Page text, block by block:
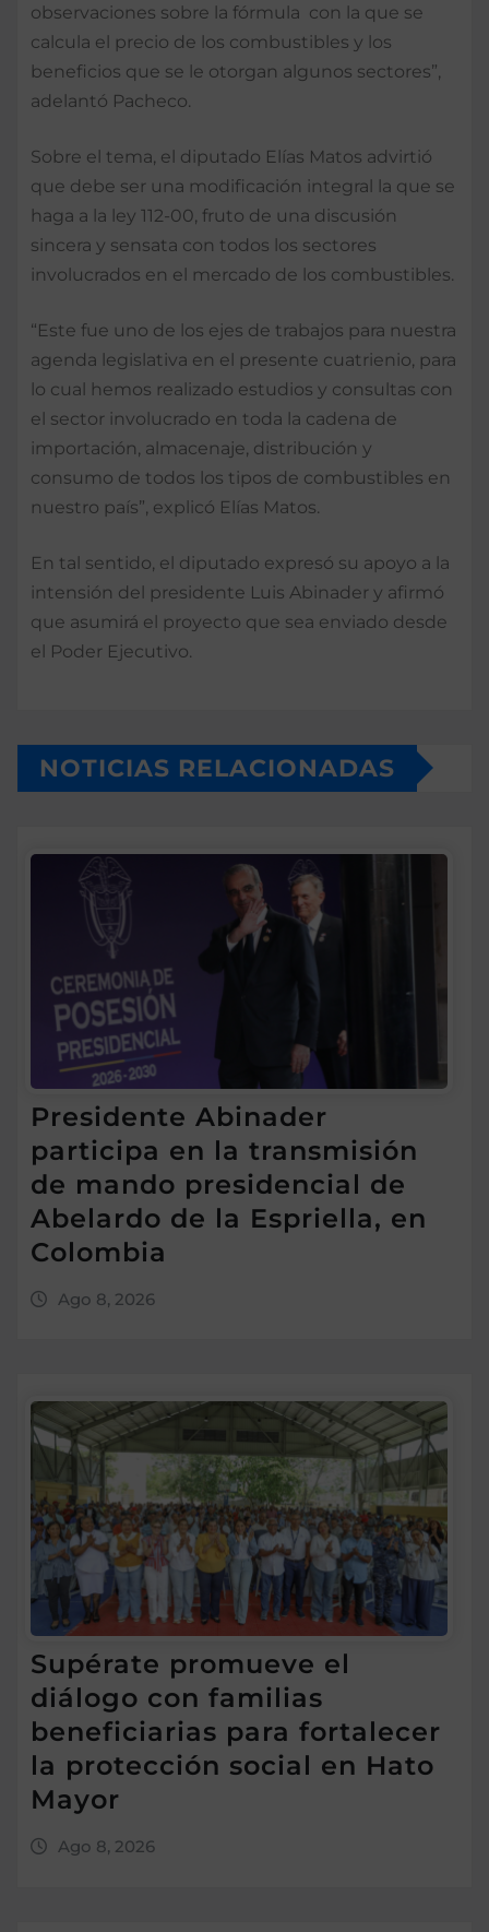
observaciones sobre la fórmula con la que se
calcula el precio de los combustibles y los
beneficios que se le otorgan algunos sectores”,
adelantó Pacheco.
Sobre el tema, el diputado Elías Matos advirtió
que debe ser una modificación integral la que se
haga a la ley 112-00, fruto de una discusión
sincera y sensata con todos los sectores
involucrados en el mercado de los combustibles.
“Este fue uno de los ejes de trabajos para nuestra
agenda legislativa en el presente cuatrienio, para
lo cual hemos realizado estudios y consultas con
el sector involucrado en toda la cadena de
importación, almacenaje, distribución y
consumo de todos los tipos de combustibles en
nuestro país”, explicó Elías Matos.
En tal sentido, el diputado expresó su apoyo a la
intensión del presidente Luis Abinader y afirmó
que asumirá el proyecto que sea enviado desde
el Poder Ejecutivo.
NOTICIAS RELACIONADAS
Presidente Abinader
participa en la transmisión
de mando presidencial de
Abelardo de la Espriella, en
Colombia
Ago 8, 2026
Supérate promueve el
diálogo con familias
beneficiarias para fortalecer
la protección social en Hato
Mayor
Ago 8, 2026